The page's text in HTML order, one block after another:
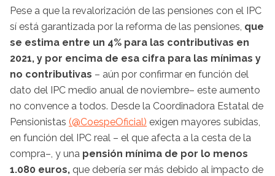
Pese a que la revalorización de las pensiones con el IPC
sí está garantizada por la reforma de las pensiones, que
se estima entre un 4% para las contributivas en
2021, y por encima de esa cifra para las mínimas y
no contributivas – aún por confirmar en función del
dato del IPC medio anual de noviembre– este aumento
no convence a todos. Desde la Coordinadora Estatal de
Pensionistas (@CoespeOficial) exigen mayores subidas,
en función del IPC real – el que afecta a la cesta de la
compra–, y una pensión mínima de por lo menos
1.080 euros, que debería ser más debido al impacto de